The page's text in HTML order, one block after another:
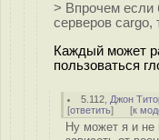
> Впрочем если
серверов cargo,
Каждый может
пользоваться
5.112 Джон
[ответить] [к
Ну может я и не